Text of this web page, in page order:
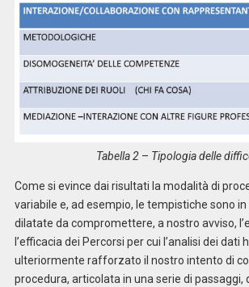
Tabella 2 – Tipologia delle
Come si evince dai risultati la modalità di
variabile e, ad esempio, le tempistiche sono in
dilatate da compromettere, a nostro avviso,
l’efficacia dei Percorsi per cui l’analisi dei dati
ulteriormente rafforzato il nostro intento di
procedura, articolata in una serie di passaggi,